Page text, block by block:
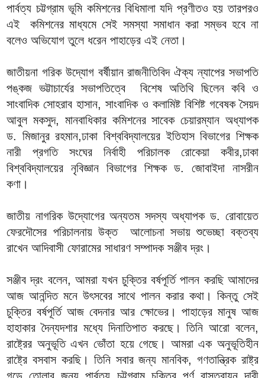
পার্বত্য চট্টগ্রাম ভূমি কমিশনের বিধিমালা যদি প্রণীতও হয় তারপরও
এই কমিশনের মাধ্যমে সেই সমস্যা সমাধান করা সম্ভব হবে না
বলেও অভিযোগ তুলে ধরেন পাহাড়ের এই নেতা।
জাতীয়না গরিক উদ্যোগ বর্ষীয়ান রাজনীতিবিদ ঐক্য ন্যাপের সভাপতি
পঙ্কজ ভট্টাচার্যের সভাপতিত্বে বিশেষ অতিথি ছিলেন কবি ও
সাংবাদিক সোহরাব হাসান, সাংবাদিক ও কলামিষ্ট বিশিষ্ট গবেষক সৈয়দ
আবুল মকসুদ, মানবাধিকার কমিশনের সাবেক চেয়ারম্যান অধ্যাপক
ড. মিজানুর রহমান,ঢাকা বিশ্ববিদ্যালয়ের ইতিহাস বিভাগের শিক্ষক
নারী প্রগতি সংঘের নির্বাহী পরিচালক রোকেয়া কবীর,ঢাকা
বিশ্ববিদ্যালয়ের নৃবিজ্ঞান বিভাগের শিক্ষক ড. জোবাইদা নাসরীন
কণা।
জাতীয় নাগরিক উদ্যোগের অন্যতম সদস্য অধ্যাপক ড. রোবায়েত
ফেরদৌসের পরিচালনায় উক্ত আলোচনা সভায় শুভেচ্ছা বক্তব্য
রাখেন আদিবাসী ফোরামের সাধারণ সম্পাদক সঞ্জীব দ্রং।
সঞ্জীব দ্রং বলেন, আমরা যখন চুক্তির বর্ষপূর্তি পালন করছি আমাদের
আজ আনন্দিত মনে উৎসবের সাথে পালন করার কথা। কিন্তু সেই
চুক্তির বর্ষপূর্তি আজ বেদনার আর ক্ষোভের। পাহাড়ের মানুষ আজ
হাহাকার দৈন্যদশার মধ্যে দিনাতিপাত করছে। তিনি আরো বলেন,
রাষ্ট্রের অনুভূতি এখন ভোঁতা হয়ে গেছে। আমরা এক অনুভূতিহীন
রাষ্ট্রে বসবাস করছি। তিনি সবার জন্য মানবিক, গণতান্ত্রিক রাষ্ট্র